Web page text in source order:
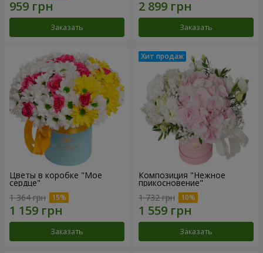
Заказать Заказать
Цветы в коробке "Мое
сердце"
1 364 грн
Заказать
Композиция "Нежное
прикосновение"
1 732 грн
Заказать